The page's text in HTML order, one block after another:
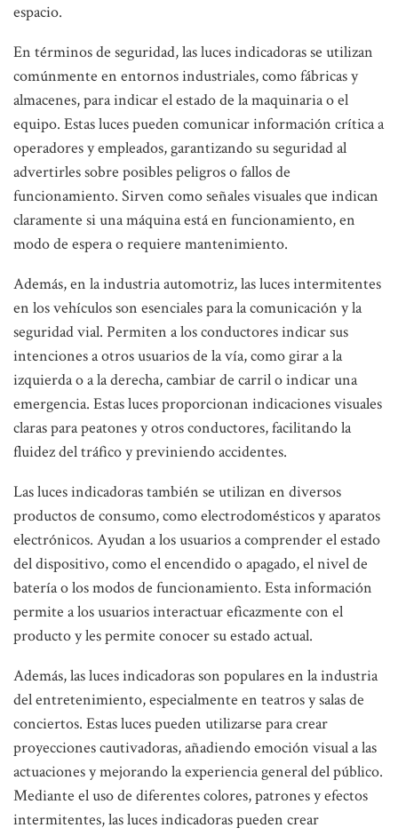
espacio.
En términos de seguridad, las luces indicadoras se utilizan
comúnmente en entornos industriales, como fábricas y
almacenes, para indicar el estado de la maquinaria o el
equipo. Estas luces pueden comunicar información crítica a
operadores y empleados, garantizando su seguridad al
advertirles sobre posibles peligros o fallos de
funcionamiento. Sirven como señales visuales que indican
claramente si una máquina está en funcionamiento, en
modo de espera o requiere mantenimiento.
Además, en la industria automotriz, las luces intermitentes
en los vehículos son esenciales para la comunicación y la
seguridad vial. Permiten a los conductores indicar sus
intenciones a otros usuarios de la vía, como girar a la
izquierda o a la derecha, cambiar de carril o indicar una
emergencia. Estas luces proporcionan indicaciones visuales
claras para peatones y otros conductores, facilitando la
fluidez del tráfico y previniendo accidentes.
Las luces indicadoras también se utilizan en diversos
productos de consumo, como electrodomésticos y aparatos
electrónicos. Ayudan a los usuarios a comprender el estado
del dispositivo, como el encendido o apagado, el nivel de
batería o los modos de funcionamiento. Esta información
permite a los usuarios interactuar eficazmente con el
producto y les permite conocer su estado actual.
Además, las luces indicadoras son populares en la industria
del entretenimiento, especialmente en teatros y salas de
conciertos. Estas luces pueden utilizarse para crear
proyecciones cautivadoras, añadiendo emoción visual a las
actuaciones y mejorando la experiencia general del público.
Mediante el uso de diferentes colores, patrones y efectos
intermitentes, las luces indicadoras pueden crear